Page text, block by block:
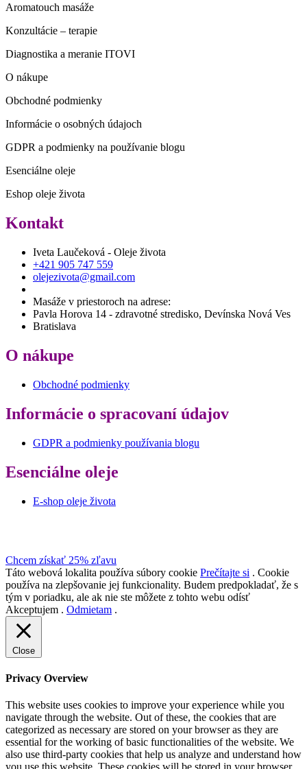
Aromatouch masáže
Konzultácie – terapie
Diagnostika a meranie ITOVI
O nákupe
Obchodné podmienky
Informácie o osobných údajoch
GDPR a podmienky na používanie blogu
Esenciálne oleje
Eshop oleje života
Kontakt
Iveta Laučeková - Oleje života
+421 905 747 559
olejezivota@gmail.com
Masáže v priestoroch na adrese:
Pavla Horova 14 - zdravotné stredisko, Devínska Nová Ves
Bratislava
O nákupe
Obchodné podmienky
Informácie o spracovaní údajov
GDPR a podmienky používania blogu
Esenciálne oleje
E-shop oleje života
Chcem získať 25% zľavu
Táto webová lokalita používa súbory cookie Prečítajte si . Cookie
používa na zlepšovanie jej funkcionality. Budem predpokladať, že s
tým v poriadku, ale ak nie ste môžete z tohto webu odísť
Akceptujem . Odmietam .
Close
Privacy Overview
This website uses cookies to improve your experience while you
navigate through the website. Out of these, the cookies that are
categorized as necessary are stored on your browser as they are
essential for the working of basic functionalities of the website. We
also use third-party cookies that help us analyze and understand how
you use this website. These cookies will be stored in your browser